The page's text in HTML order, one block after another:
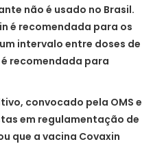
não é usado no Brasil.
é recomendada para os
intervalo entre doses de
recomendada para
convocado pela OMS e
em regulamentação de
que a vacina Covaxin